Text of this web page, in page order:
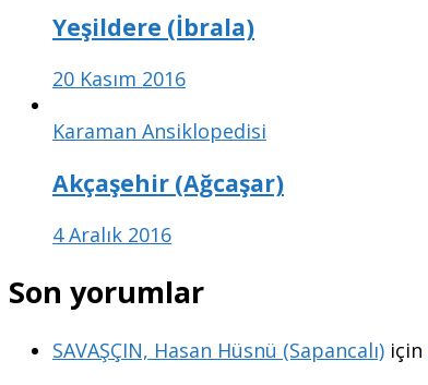
Yeşildere (İbrala)
20 Kasım 2016
Karaman Ansiklopedisi
Akçaşehir (Ağcaşar)
4 Aralık 2016
Son yorumlar
SAVAŞÇIN, Hasan Hüsnü (Sapancalı) için